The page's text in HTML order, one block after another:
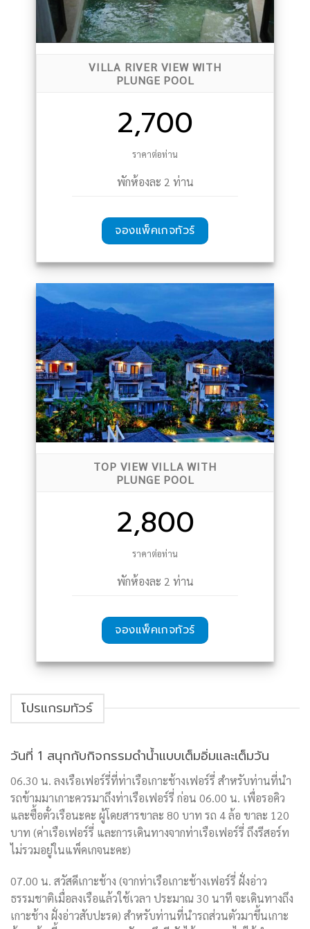
VILLA RIVER VIEW WITH
PLUNGE POOL
2,700
ราคาต่อท่าน
พักห้องละ 2 ท่าน
จองแพ็คเกจทัวร์
TOP VIEW VILLA WITH
PLUNGE POOL
2,800
ราคาต่อท่าน
พักห้องละ 2 ท่าน
จองแพ็คเกจทัวร์
โปรแกรมทัวร์
วันที่ 1 สนุกกับกิจกรรมดำน้ำแบบเต็มอิ่มและเต็มวัน
06.30 น. ลงเรือเฟอร์รี่ที่ท่าเรือเกาะช้างเฟอร์รี่ สำหรับท่านที่นำ
รถข้ามมาเกาะควรมาถึงท่าเรือเฟอร์รี่ ก่อน 06.00 น. เพื่อรอคิว
และซื้อตั๋วเรือนะคะ ผู้โดยสารขาละ 80 บาท รถ 4 ล้อ ขาละ 120
บาท (ค่าเรือเฟอร์รี่ และการเดินทางจากท่าเรือเฟอร์รี่ ถึงรีสอร์ท
ไม่รวมอยู่ในแพ็คเกจนะคะ)
07.00 น. สวัสดีเกาะช้าง (จากท่าเรือเกาะช้างเฟอร์รี่ ฝั่งอ่าว
ธรรมชาติเมื่อลงเรือแล้วใช้เวลา ประมาณ 30 นาที จะเดินทางถึง
เกาะช้าง ฝั่งอ่าวสับปะรด) สำหรับท่านที่นำรถส่วนตัวมาขึ้นเกาะ